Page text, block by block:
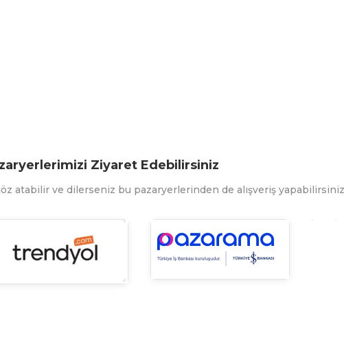
Ziyaret Edebilirsiniz
atabilir ve dilerseniz bu pazaryerlerinden de alışveriş